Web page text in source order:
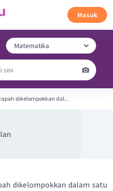
Masuk
dikelompokkan dal...
dikelompokkan dalam satu